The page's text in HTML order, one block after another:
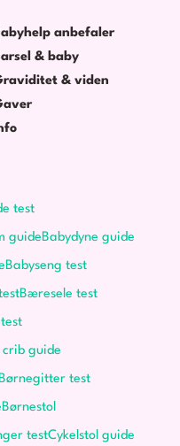
anbefaler
& baby
& viden
test
guideBabydyne guide
Babyseng test
Bæresele test
crib guide
test
Børnestol
testCykelstol guide